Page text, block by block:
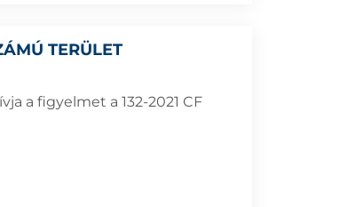
TERÜLET
a figyelmet a 132-2021 CF